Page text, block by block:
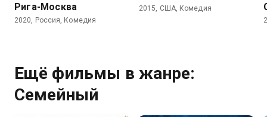
Рига-Москва
2020, Россия, Комедия
2015, США, Комедия
Ещё фильмы в жанре:
Семейный